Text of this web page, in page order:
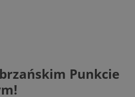
Punkcie